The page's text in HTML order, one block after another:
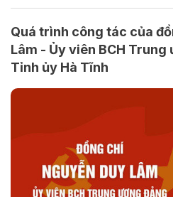
Quá trình công tác của
Lâm - Ủy viên BCH
Tỉnh ủy Hà Tĩnh